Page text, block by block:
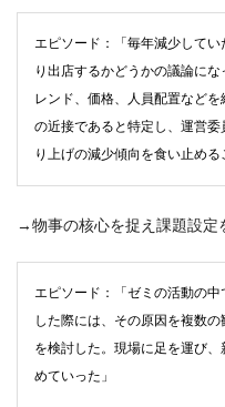
エピソード：「毎年減少して
り出店するかどうかの議論に
レンド、価格、人員配置など
の近接であると特定し、運営
り上げの減少傾向を食い止める
→物事の核心を捉え課題設定
エピソード：「ゼミの活動の
した際には、その原因を複数
を検討した。現場に足を運び
めていった」